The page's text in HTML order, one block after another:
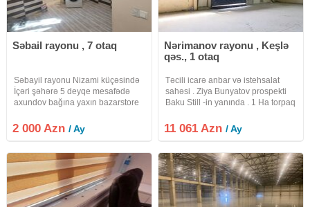
Səbail rayonu , 7 otaq
Səbayil rayonu Nizami küçəsində
İçəri şəhərə 5 deyqe mesafədə
axundov bağına yaxın bazarstore
hostel ofis üçün çox əlverişlidir
Arendası 2000 azn
2 000 Azn/ Ay
Nərimanov rayonu , Keşlə
qəs., 1 otaq
Təcili icarə anbar və istehsalat
sahəsi . Ziya Bunyatov prospekti
Baku Still -in yanında . 1 Ha torpaq
icarə təklif olunur.Hündürlük 7.3
metr. 30 yük maşını üçün parkinq
11 061 Azn/ Ay